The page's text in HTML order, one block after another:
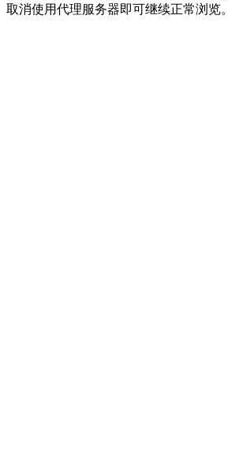
取消使用代理服务器即可继续正常浏览。